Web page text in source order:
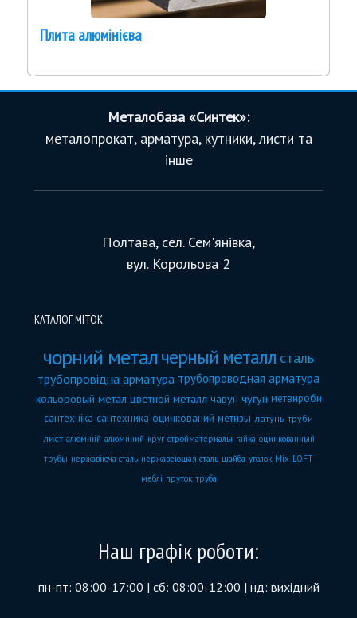
Плита алюмінієва
Металобаза «Синтек»:
металопрокат, арматура, кутники, листи та
інше
Полтава, сел. Сем'янівка,
вул. Корольова 2
КАТАЛОГ МІТОК
чорний метал черный металл сталь
трубопровідна арматура трубопроводная арматура
кольоровый метал цветной металл чавун чугун метвироби
сантехніка сантехника оцинкований метизы латунь труби
лист алюміній алюминий круг стройматериалы гайка оцинкованный
трубы нержавіюча сталь нержавеющая сталь шайба уголок Mix_LOFT
меблі пруток труба
Наш графік роботи:
пн-пт: 08:00-17:00 | сб: 08:00-12:00 | нд: вихідний